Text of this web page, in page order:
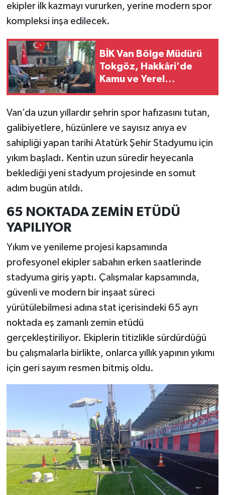
ekipler ilk kazmayı vururken, yerine modern spor
kompleksi inşa edilecek.
BİK Van Bölge Müdürü
Tokgöz, Hakkâri'de
Kamu ve Yerel
Van’da uzun yıllardır şehrin spor hafızasını tutan,
galibiyetlere, hüzünlere ve sayısız anıya ev
sahipliği yapan tarihi Atatürk Şehir Stadyumu için
yıkım başladı. Kentin uzun süredir heyecanla
beklediği yeni stadyum projesinde en somut
adım bugün atıldı.
65 NOKTADA ZEMİN ETÜDÜ
YAPILIYOR
Yıkım ve yenileme projesi kapsamında
profesyonel ekipler sabahın erken saatlerinde
stadyuma giriş yaptı. Çalışmalar kapsamında,
güvenli ve modern bir inşaat süreci
yürütülebilmesi adına stat içerisindeki 65 ayrı
noktada eş zamanlı zemin etüdü
gerçekleştiriliyor. Ekiplerin titizlikle sürdürdüğü
bu çalışmalarla birlikte, onlarca yıllık yapının yıkımı
için geri sayım resmen bitmiş oldu.